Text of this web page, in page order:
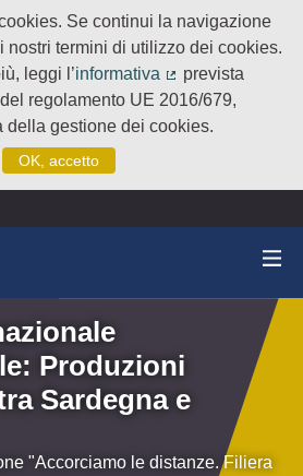
Se continui la navigazione
nostri termini di utilizzo dei cookies.
leggi l’informativa
(Collegamento
prevista
regolamento UE 2016/679,
della gestione dei cookies.
OK, accetto
Produzioni
Sardegna e
"Accorciamo le distanze. Filiera